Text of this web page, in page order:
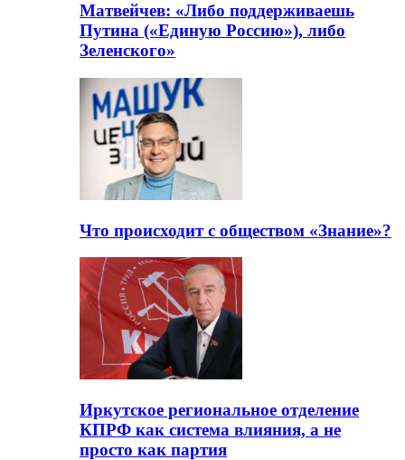
Матвейчев: «Либо поддерживаешь
Путина («Единую Россию»), либо
Зеленского»
Что происходит с обществом «Знание»?
Иркутское региональное отделение
КПРФ как система влияния, а не
просто как партия